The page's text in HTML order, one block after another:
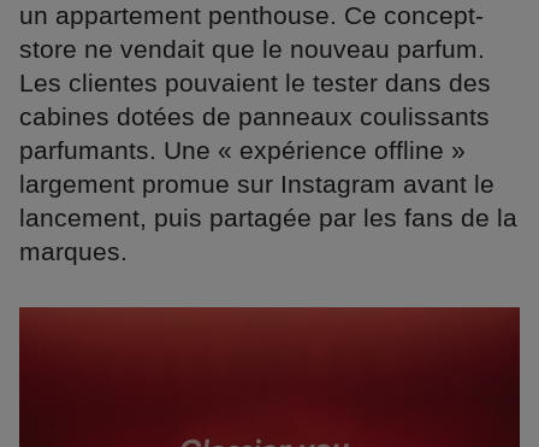
un appartement penthouse. Ce concept-
store ne vendait que le nouveau parfum.
Les clientes pouvaient le tester dans des
cabines dotées de panneaux coulissants
parfumants. Une « expérience offline »
largement promue sur Instagram avant le
lancement, puis partagée par les fans de la
marques.